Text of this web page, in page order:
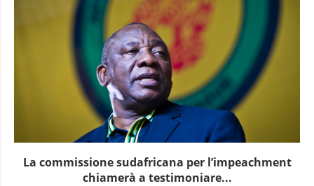
La commissione sudafricana per l’impeachment
chiamerà a testimoniare...